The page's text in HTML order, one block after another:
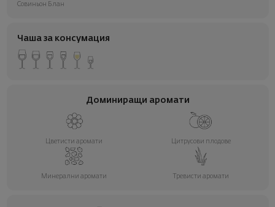
Совиньон Блан
Чаша за консумация
Доминиращи аромати
Цветисти аромати Цитрусови плодове
Минерални аромати Тревисти аромати